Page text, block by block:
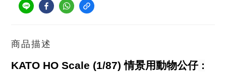
商品描述
KATO HO Scale (1/87) 情景用動物公仔 :